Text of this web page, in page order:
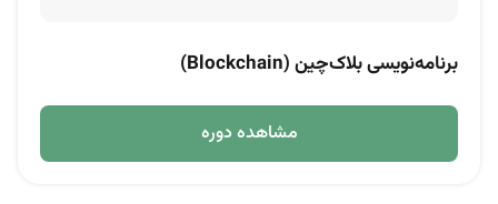
برنامه‌نویسی بلاک‌چین (Blockchain)
مشاهده دوره